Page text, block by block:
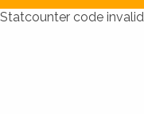
Statcounter code